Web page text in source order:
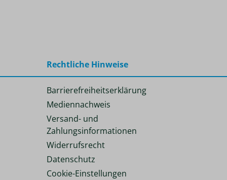
Rechtliche Hinweise
Barrierefreiheitserklärung
Mediennachweis
Versand- und
Zahlungsinformationen
Widerrufsrecht
Datenschutz
Cookie-Einstellungen